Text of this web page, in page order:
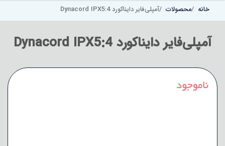
خانه محصولات آمپلی‌فایر دایناکورد Dynacord IPX5:4
آمپلی‌فایر دایناکورد Dynacord IPX5:4